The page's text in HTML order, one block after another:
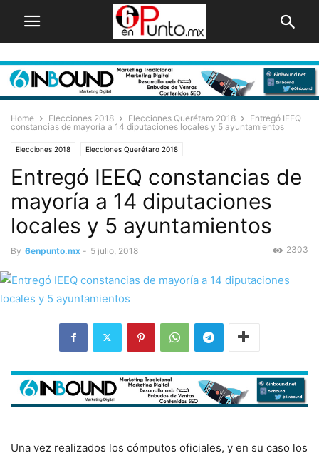
Home Elecciones 2018 Elecciones Querétaro 2018
Entregó IEEQ
constancias de mayoría a 14 diputaciones locales y 5 ayuntamientos
Elecciones 2018 Elecciones Querétaro 2018
Entregó IEEQ constancias de
mayoría a 14 diputaciones
locales y 5 ayuntamientos
By 6enpunto.mx - 5 julio, 2018 2303
Una vez realizados los cómputos oficiales, y en su caso los